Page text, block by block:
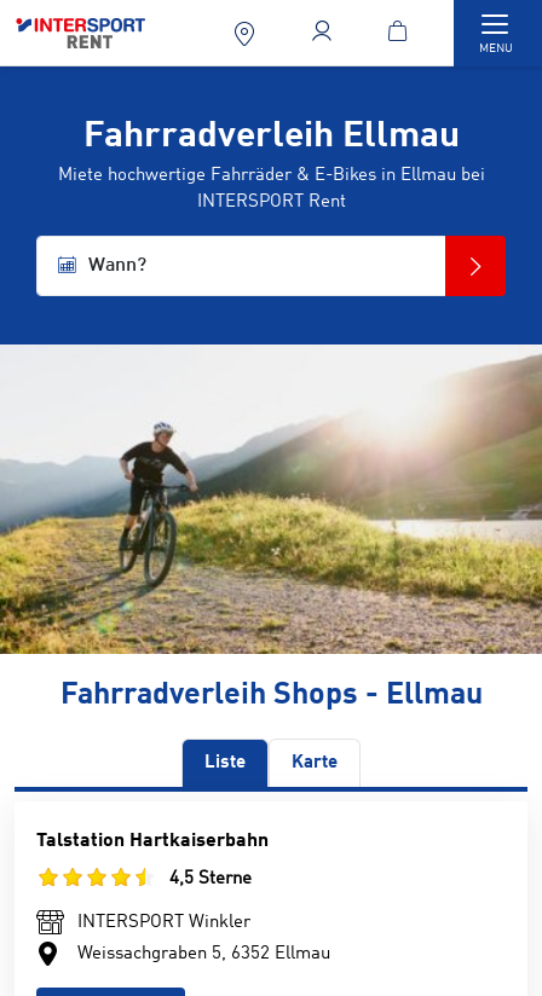
MENU
Fahrradverleih Ellmau
Miete hochwertige Fahrräder & E-Bikes in Ellmau bei
INTERSPORT Rent
Wann?
Fahrradverleih Shops - Ellmau
Liste Karte
Talstation Hartkaiserbahn
4,5 Sterne
INTERSPORT Winkler
Weissachgraben 5, 6352 Ellmau